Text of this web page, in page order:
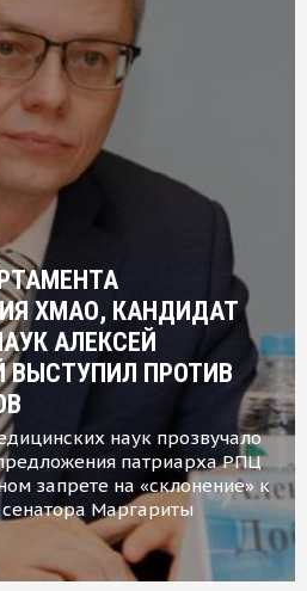
ХМАО, КАНДИДАТ
АЛЕКСЕЙ
ВЫСТУПИЛ ПРОТИВ
наук прозвучало
патриарха РПЦ
запрете на «склонение» к
Маргариты